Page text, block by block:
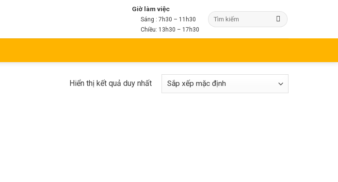
Giờ làm việc
Sáng : 7h30 – 11h30
Chiều: 13h30 – 17h30
Hiển thị kết quả duy nhất